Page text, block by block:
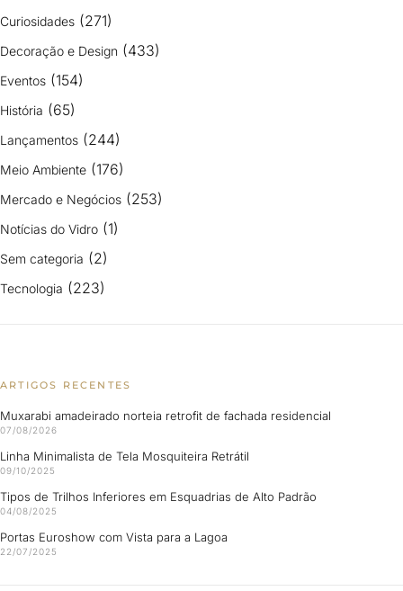
Curiosidades (271)
Decoração e Design (433)
Eventos (154)
História (65)
Lançamentos (244)
Meio Ambiente (176)
Mercado e Negócios (253)
Notícias do Vidro (1)
Sem categoria (2)
Tecnologia (223)
ARTIGOS RECENTES
Muxarabi amadeirado norteia retrofit de fachada residencial
07/08/2026
Linha Minimalista de Tela Mosquiteira Retrátil
09/10/2025
Tipos de Trilhos Inferiores em Esquadrias de Alto Padrão
04/08/2025
Portas Euroshow com Vista para a Lagoa
22/07/2025